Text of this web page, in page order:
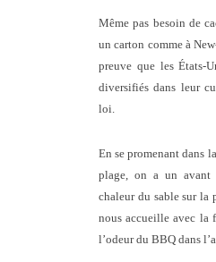
Même pas besoin de
un carton comme à
preuve que les États-
diversifiés dans leur
loi.
En se promenant dans
plage, on a un
chaleur du sable sur la
nous accueille avec la
l’odeur du BBQ dans